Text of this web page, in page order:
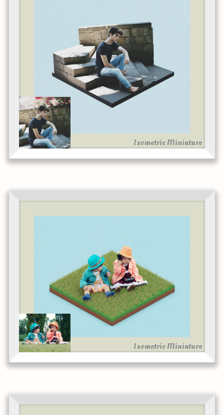
Isometric Miniature
Isometric Miniature